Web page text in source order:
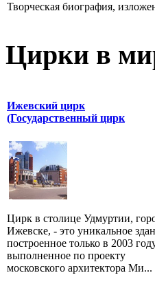
Творческая биография,
Цирки в
Ижевский цирк
(Государственный цирк
Цирк в столице Удмуртии,
Ижевске, - это уникальное
построенное только в 2003
выполненное по проекту
московского архитектора Ми...